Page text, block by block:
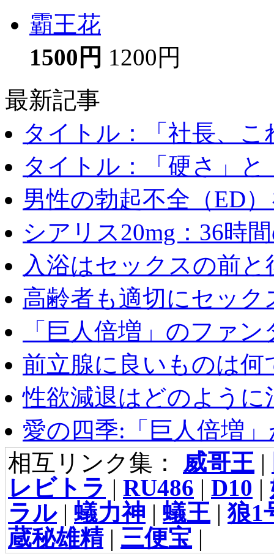
霸王花
1500円 1200円
最新記事
タイトル：「社長、こ
タイトル：「硬さ」と
男性の勃起不全（ED
シアリス20mg：36時
入浴はセックスの前
高齢者も適切にセック
「巨人倍増」のファ
前立腺に良いものは何
性欲減退はどのように
愛の四季:「巨人倍増
相互リンク集： 威哥王 |
レビトラ | RU486 | D10 |
ラル| 蟻力神 | 蟻王 |狼1
蔵秘雄精| 三便宝 |